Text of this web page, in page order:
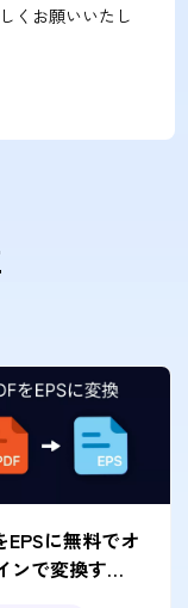
くお願いいたし
EPSに無料でオ
ンで変換する